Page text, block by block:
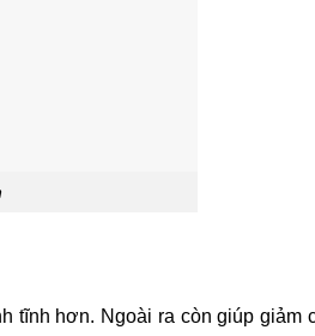
tĩnh hơn. Ngoài ra còn giúp giảm